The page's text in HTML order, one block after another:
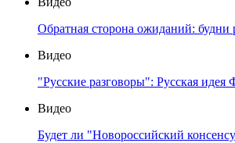
Обратная сторона ожиданий: будни
Видео
"Русские разговоры": Русская идея
Видео
Будет ли "Новороссийский